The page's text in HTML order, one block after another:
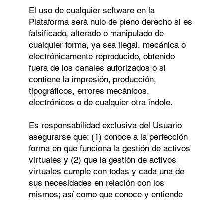
El uso de cualquier software en la
Plataforma será nulo de pleno derecho si es
falsiﬁcado, alterado o manipulado de
cualquier forma, ya sea ilegal, mecánica o
electrónicamente reproducido, obtenido
fuera de los canales autorizados o si
contiene la impresión, producción,
tipográﬁcos, errores mecánicos,
electrónicos o de cualquier otra índole.
Es responsabilidad exclusiva del Usuario
asegurarse que: (1) conoce a la perfección
forma en que funciona la gestión de activos
virtuales y (2) que la gestión de activos
virtuales cumple con todas y cada una de
sus necesidades en relación con los
mismos; así como que conoce y entiende